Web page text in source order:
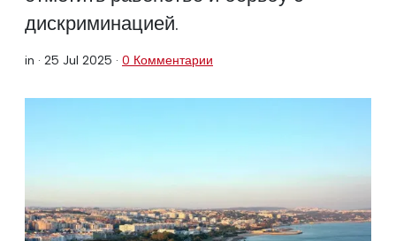
дискриминацией.
in · 25 Jul 2025 · 0 Комментарии